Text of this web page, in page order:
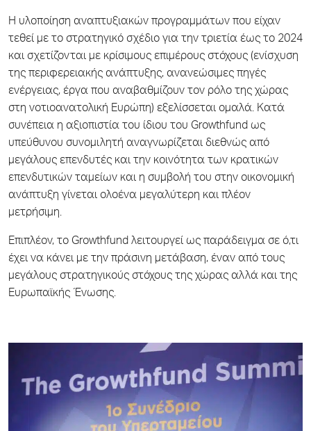
Η υλοποίηση αναπτυξιακών προγραμμάτων που είχαν
τεθεί με το στρατηγικό σχέδιο για την τριετία έως το 2024
και σχετίζονται με κρίσιμους επιμέρους στόχους (ενίσχυση
της περιφερειακής ανάπτυξης, ανανεώσιμες πηγές
ενέργειας, έργα που αναβαθμίζουν τον ρόλο της χώρας
στη νοτιοανατολική Ευρώπη) εξελίσσεται ομαλά. Κατά
συνέπεια η αξιοπιστία του ίδιου του Growthfund ως
υπεύθυνου συνομιλητή αναγνωρίζεται διεθνώς από
μεγάλους επενδυτές και την κοινότητα των κρατικών
επενδυτικών ταμείων και η συμβολή του στην οικονομική
ανάπτυξη γίνεται ολοένα μεγαλύτερη και πλέον
μετρήσιμη.
Επιπλέον, το Growthfund λειτουργεί ως παράδειγμα σε ό,τι
έχει να κάνει με την πράσινη μετάβαση, έναν από τους
μεγάλους στρατηγικούς στόχους της χώρας αλλά και της
Ευρωπαϊκής Ένωσης.